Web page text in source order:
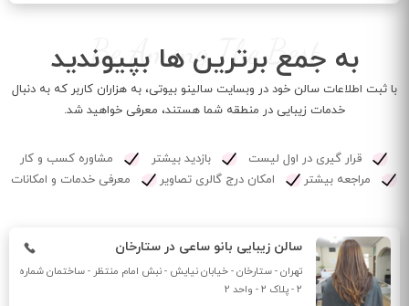
Be Among The Best
به جمع برترین ها بپیوندید
با ثبت اطلاعات سالن خود در وبسایت سالینو بیوتی، به هزاران کاربر که به دنبال
خدمات زیبایی در منطقه شما هستند، معرفی خواهید شد.
قرار گیری در اول لیست بازدید بیشتر
مشاوره کسب و کار
مراجعه بیشتر
امکان درج گالری تصاویر معرفی خدمات و امکانات
سالن زیبایی بانو ساعی در ستارخان
تهران - ستارخان - خیابان نیایش - نبش امام منتظر - ساختمان شماره
۲ - پلاک ۲ - واحد 2